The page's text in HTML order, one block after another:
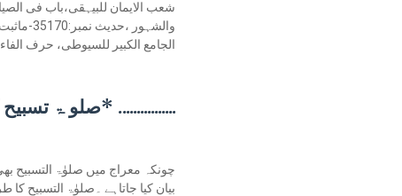
الجامع الکبیر للسیوطی، حرف الفاء ، حدیث نمبر :171۔تفسیر در
................ *صلو ۃ
چونکہ معراج میں صلوٰۃ التسبیح
بیان کیا جاتاہے ۔صلوٰۃ التسبیح